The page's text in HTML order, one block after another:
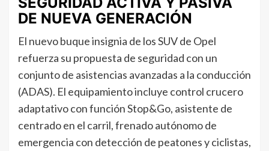
DE NUEVA GENERACIÓN
El nuevo buque insignia de los SUV de Opel
refuerza su propuesta de seguridad con un
conjunto de asistencias avanzadas a la conducción
(ADAS). El equipamiento incluye control crucero
adaptativo con función Stop&Go, asistente de
centrado en el carril, frenado autónomo de
emergencia con detección de peatones y ciclistas,